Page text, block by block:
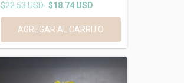
$22.53 USD $18.74 USD